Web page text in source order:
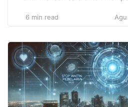
utama, melalui Bisnis Rumahan
akses tanpa batas. Tren bisnis
langsung dari kenyamanan
semakin populer […]
6 min read